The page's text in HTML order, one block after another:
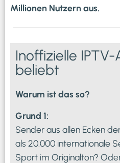
Millionen Nutzern aus.
Inoffizielle
beliebt
Warum ist das so?
Grund 1:
Sender aus allen Ecken
als 20.000 internationale
Sport im Originalton?